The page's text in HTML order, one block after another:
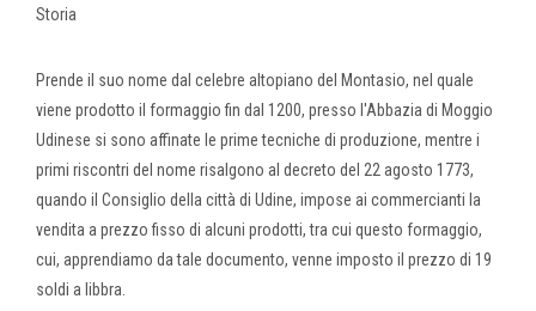
Storia
Prende il suo nome dal celebre altopiano del Montasio, nel quale
viene prodotto il formaggio fin dal 1200, presso l'Abbazia di Moggio
Udinese si sono affinate le prime tecniche di produzione, mentre i
primi riscontri del nome risalgono al decreto del 22 agosto 1773,
quando il Consiglio della città di Udine, impose ai commercianti la
vendita a prezzo fisso di alcuni prodotti, tra cui questo formaggio,
cui, apprendiamo da tale documento, venne imposto il prezzo di 19
soldi a libbra.